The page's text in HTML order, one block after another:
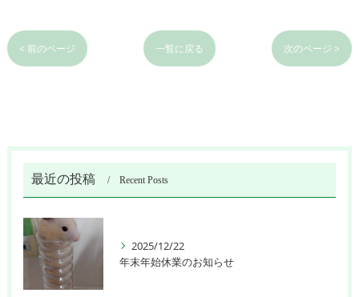
< 前のページ 一覧に戻る 次のページ >
最近の投稿 Recent Posts
2025/12/22
年末年始休業のお知らせ